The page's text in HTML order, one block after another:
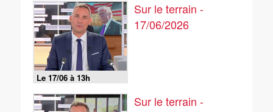
Le 17/06 à 13h
Sur le terrain -
17/06/2026
Sur le terrain -